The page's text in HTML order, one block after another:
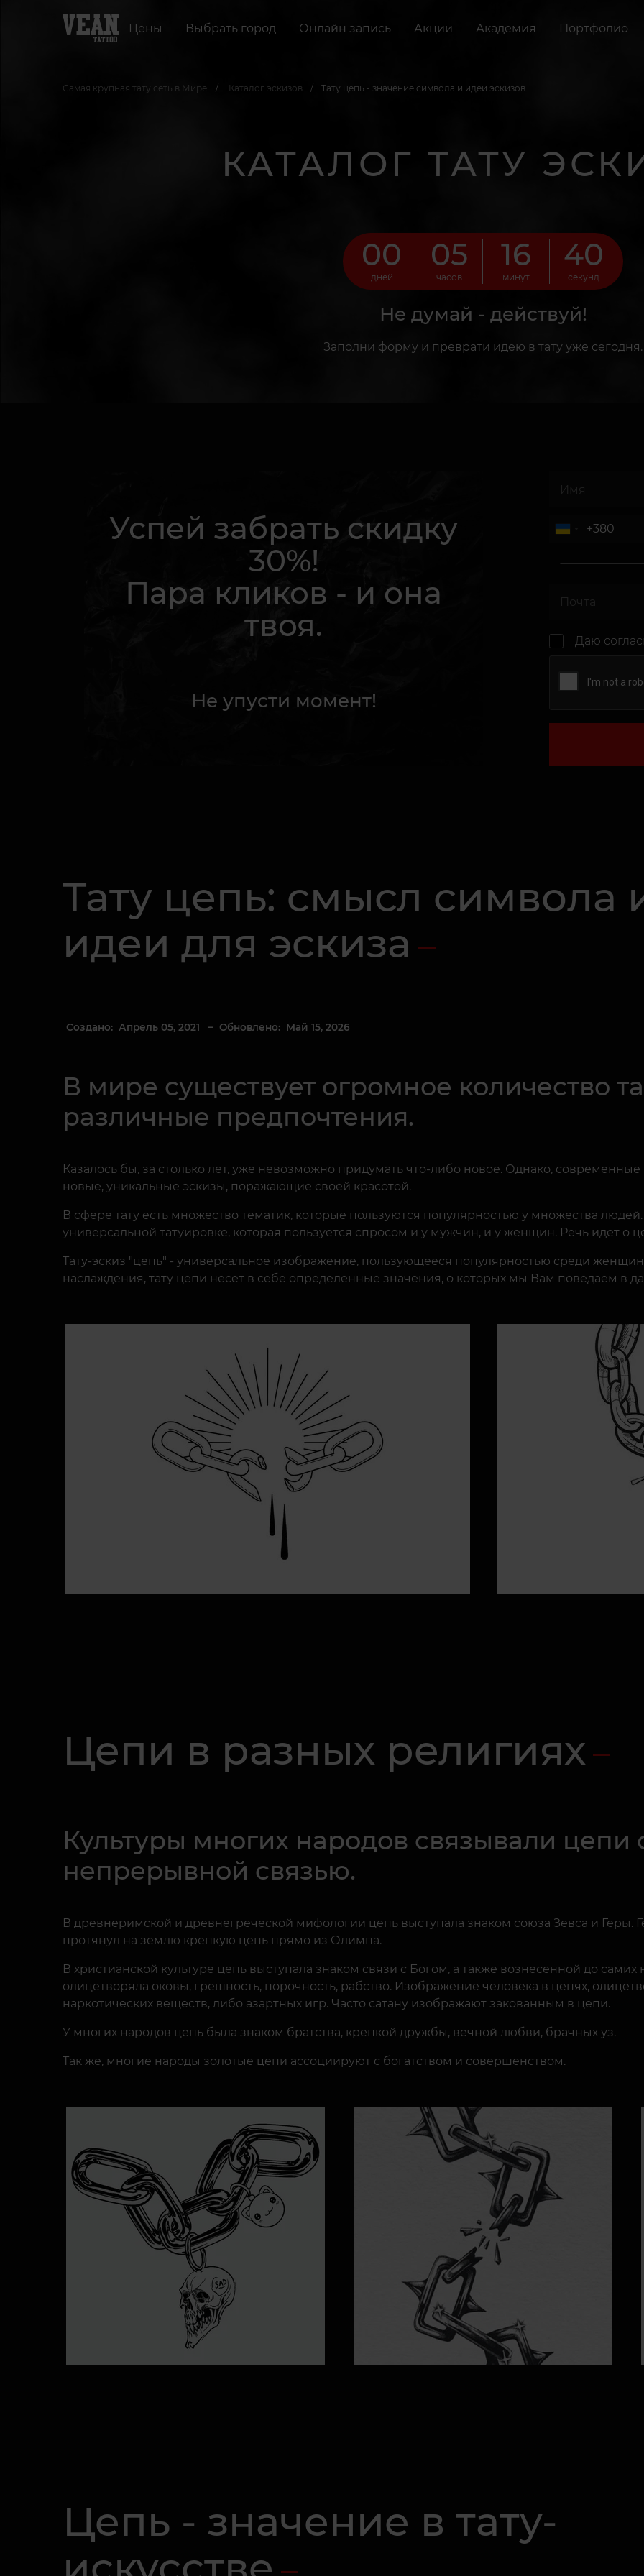
Цены Выбрать город Онлайн запись Акции Академия Портфолио
Самая крупная тату сеть в Мире Каталог эскизов Тату цепь - значение символа и идеи эскизов
КАТАЛОГ ТАТУ
00
дней
05
часов
16
минут
39
секунд
Не думай - действуй!
Заполни форму и преврати идею в тату уже сегодня.
Успей забрать скидку
30%!
Пара кликов - и она
твоя.
Не упусти момент!
Даю
Тату цепь: смысл символа
идеи для эскиза
Создано: Апрель 05, 2021 – Обновлено: Май 15, 2026
В мире существует огромное количество
различные предпочтения.
Казалось бы, за столько лет, уже невозможно придумать что-либо новое. Однако,
новые, уникальные эскизы, поражающие своей красотой.
В сфере тату есть множество тематик, которые пользуются популярностью у множества
универсальной татуировке, которая пользуется спросом и у мужчин, и у женщин. Речь идет о
Тату-эскиз "цепь" - универсальное изображение, пользующееся популярностью среди
наслаждения, тату цепи несет в себе определенные значения, о которых мы Вам поведаем в
Цепи в разных религиях
Культуры многих народов связывали цепи
непрерывной связью.
В древнеримской и древнегреческой мифологии цепь выступала знаком союза Зевса и Геры.
протянул на землю крепкую цепь прямо из Олимпа.
В христианской культуре цепь выступала знаком связи с Богом, а также вознесенной до
олицетворяла оковы, грешность, порочность, рабство. Изображение человека в цепях,
наркотических веществ, либо азартных игр. Часто сатану изображают закованным в цепи.
У многих народов цепь была знаком братства, крепкой дружбы, вечной любви, брачных уз.
Так же, многие народы золотые цепи ассоциируют с богатством и совершенством.
Цепь - значение в тату-